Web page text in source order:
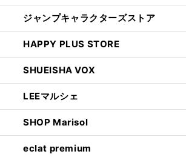
ジャンプキャラクターズストア
HAPPY PLUS STORE
SHUEISHA VOX
LEEマルシェ
SHOP Marisol
eclat premium